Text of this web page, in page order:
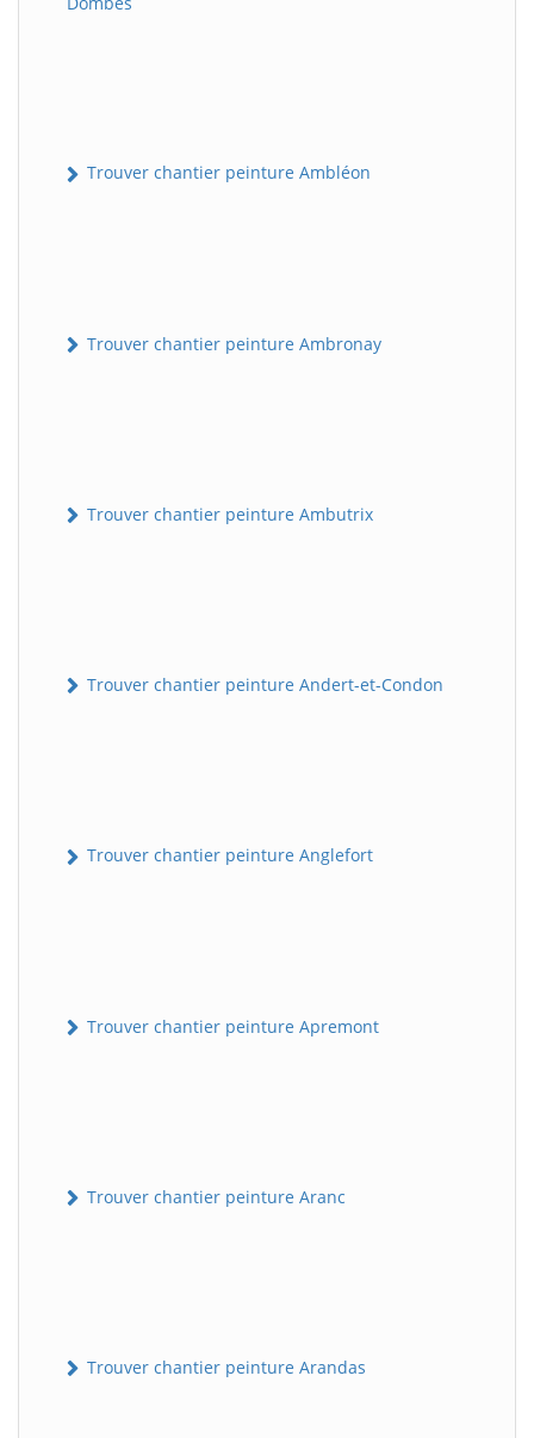
Trouver chantier peinture Ambléon
Trouver chantier peinture Ambronay
Trouver chantier peinture Ambutrix
Trouver chantier peinture Andert-et-Condon
Trouver chantier peinture Anglefort
Trouver chantier peinture Apremont
Trouver chantier peinture Aranc
Trouver chantier peinture Arandas